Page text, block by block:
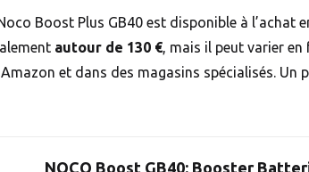
Boost Plus GB40 est disponible à l’achat
autour de 130 €, mais il peut varier
et dans des magasins spécialisés.
NOCO Boost GB40: Booster